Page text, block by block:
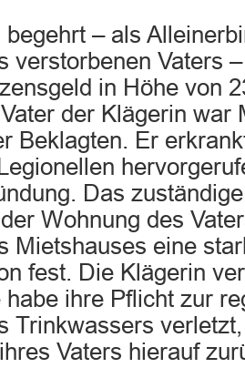
begehrt – als
verstorbenen Vaters
in Höhe von
der Klägerin war
Beklagten. Er
Das
Wohnung des
Mietshauses eine
fest. Die Klägerin
habe ihre Pflicht zur
Trinkwassers
Vaters hierauf